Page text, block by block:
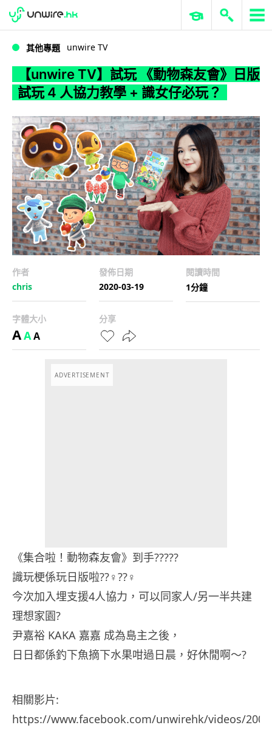
WWDC 2026 ERP 與商業 AI
其他專題 unwire TV
【unwire TV】試玩 《動物森友會》日版
試玩 4 人協力教學 + 識女仔必玩？
作者
chris
發佈日期
2020-03-19
閱讀時間
1分鐘
字體大小
AAA
分享
ADVERTISEMENT
《集合啦！動物森友會》到手?????
識玩梗係玩日版啦??‍♀️??‍♀️
今次加入埋支援4人協力，可以同家人/另一半共建
理想家園?
尹嘉裕 KAKA 嘉嘉 成為島主之後，
日日都係釣下魚摘下水果咁過日晨，好休閒啊～?
相關影片:
https://www.facebook.com/unwirehk/videos/